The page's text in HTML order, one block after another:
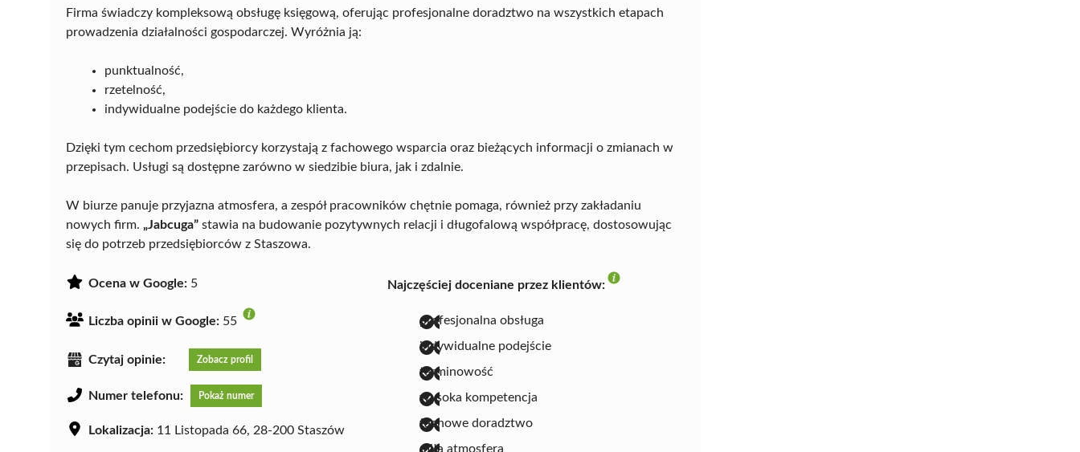
Firma świadczy kompleksową obsługę księgową, oferując profesjonalne doradztwo na wszystkich etapach
prowadzenia działalności gospodarczej. Wyróżnia ją:
punktualność,
rzetelność,
indywidualne podejście do każdego klienta.
Dzięki tym cechom przedsiębiorcy korzystają z fachowego wsparcia oraz bieżących informacji o zmianach w
przepisach. Usługi są dostępne zarówno w siedzibie biura, jak i zdalnie.
W biurze panuje przyjazna atmosfera, a zespół pracowników chętnie pomaga, również przy zakładaniu
nowych firm. „Jabcuga” stawia na budowanie pozytywnych relacji i długofalową współpracę, dostosowując
się do potrzeb przedsiębiorców z Staszowa.
Ocena w Google: 5
Liczba opinii w Google: 55
Czytaj opinie: Zobacz profil
Numer telefonu: Pokaż numer
Lokalizacja: 11 Listopada 66, 28-200 Staszów
Najczęściej doceniane przez klientów:
profesjonalna obsługa
indywidualne podejście
terminowość
wysoka kompetencja
fachowe doradztwo
miła atmosfera